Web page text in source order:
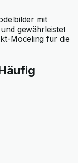
mit
gewährleistet
Modeling für die